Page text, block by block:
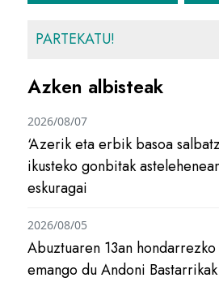
PARTEKATU!
Azken albisteak
‘Azerik eta erbik basoa
ikusteko gonbitak
eskuragai
2026/08/07
Abuztuaren 13an
emango du Andoni Bastarrikak
2026/08/05